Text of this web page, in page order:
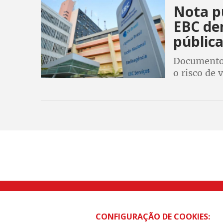
Nota
EBC
pública
o risco de
Rua Caetano Pinto nº 575 CEP
CONFIGURAÇÃO DE COOKIES: